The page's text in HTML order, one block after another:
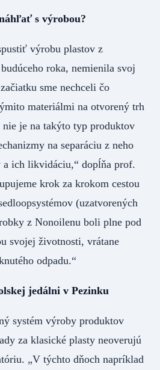
s výrobou?
výrobu plastov z
roka, nemienila svoj
sme nechceli čo
materiálmi na otvorený trh
je na takýto typ produktov
na separáciu z neho
ich likvidáciu,“ dopĺňa prof.
krok za krokom cestou
(uzatvorených
z Nonoilenu boli plne pod
svojej životnosti, vrátane
odpadu.“
jedálni v Pezinku
systém výroby produktov
za klasické plasty neoverujú
„V týchto dňoch napríklad